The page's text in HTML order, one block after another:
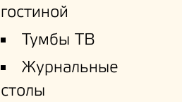
гостиной
Тумбы ТВ
Журнальные
столы